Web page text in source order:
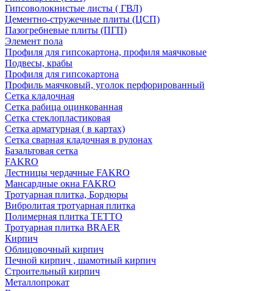
Гипсоволокнистые листы ( ГВЛ)
Цементно-стружечные плиты (ЦСП)
Пазогребневые плиты (ПГП)
Элемент пола
Профиля для гипсокартона, профиля маячковые
Подвесы, крабы
Профиля для гипсокартона
Профиль маячковый, уголок перфорированный
Сетка кладочная
Сетка рабица оцинкованная
Сетка стеклопластиковая
Сетка арматурная ( в картах)
Сетка сварная кладочная в рулонах
Базальтовая сетка
FAKRO
Лестницы чердачные FAKRO
Мансардные окна FAKRO
Тротуарная плитка, Бордюры
Вибролитая тротуарная плитка
Полимерная плитка TETTO
Тротуарная плитка BRAER
Кирпич
Облицовочный кирпич
Печной кирпич , шамотный кирпич
Строительный кирпич
Металлопрокат